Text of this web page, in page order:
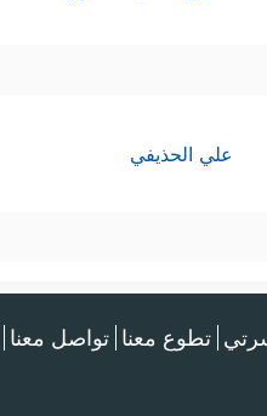
علي الحذيفي
تطوع معنا تواصل معنا